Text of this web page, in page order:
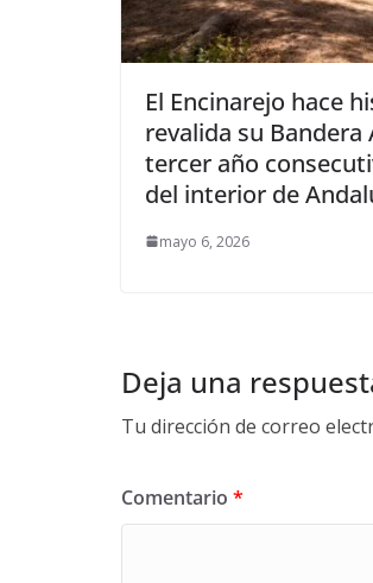
El Encinarejo hace
revalida su Bandera
tercer año
del interior de
mayo 6, 2026
Deja una
Tu dirección de correo
Comentario *